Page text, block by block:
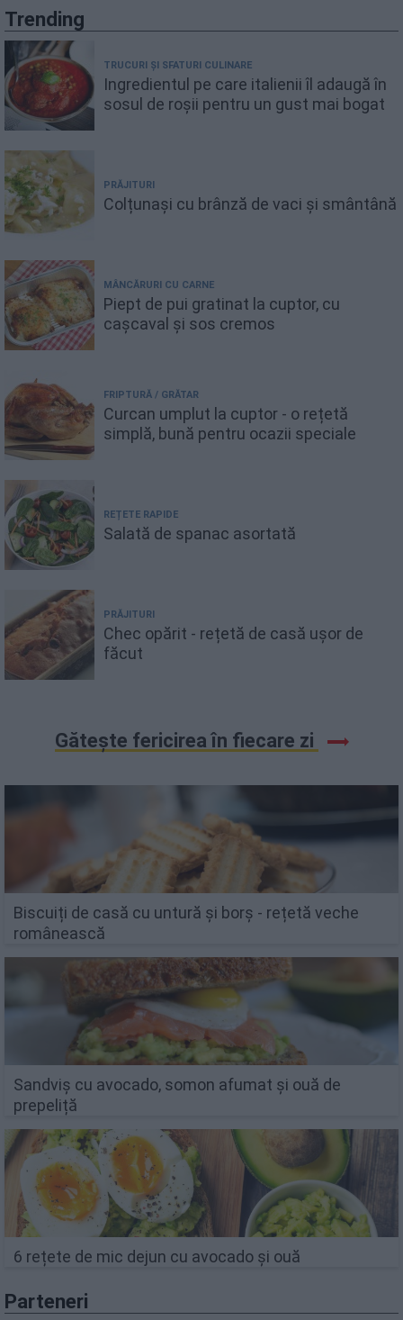
Trending
TRUCURI ȘI SFATURI CULINARE
Ingredientul pe care italienii îl adaugă în
sosul de roșii pentru un gust mai bogat
PRĂJITURI
Colțunași cu brânză de vaci și smântână
MÂNCĂRURI CU CARNE
Piept de pui gratinat la cuptor, cu
cașcaval și sos cremos
FRIPTURĂ / GRĂTAR
Curcan umplut la cuptor - o rețetă
simplă, bună pentru ocazii speciale
REȚETE RAPIDE
Salată de spanac asortată
PRĂJITURI
Chec opărit - rețetă de casă ușor de
făcut
Gătește fericirea în fiecare zi
Biscuiți de casă cu untură și borș - rețetă veche
românească
Sandviș cu avocado, somon afumat și ouă de
prepeliță
6 rețete de mic dejun cu avocado și ouă
Parteneri